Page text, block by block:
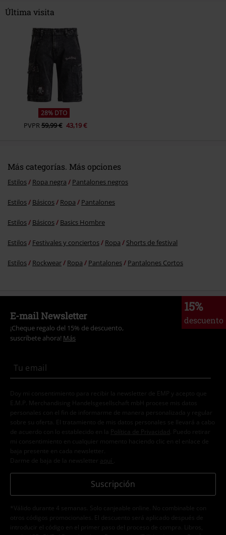
Enviar comentario
Última visita
28% DTO
PVPR59,99 € 43,19 €
Más categorías. Más opciones
Estilos Ropa negra Pantalones negros
Estilos Básicos Ropa Pantalones
Estilos Básicos Basics Hombre
Estilos Festivales y conciertos Ropa Shorts de festival
Estilos Rockwear Ropa Pantalones Pantalones Cortos
15%
descuento
E-mail Newsletter
¡Cheque regalo del 15% de descuento,
suscríbete ahora! Más
Doy mi consentimiento para recibir la newsletter de EMP y acepto que
E.M.P. Merchandising Handelsgesellschaft mbH procese mis datos
personales con el fin de informarme de manera personalizada y regular
sobre su oferta. El tratamiento de mis datos personales se llevará a cabo
de acuerdo con lo establecido en la
Política de Privacidad . Puedo retirar
mi consentimiento en cualquier momento haciendo clic en el enlace de
baja presente en cada newsletter.
Darme de baja de la newsletter
aquí
Suscripción
*Válido durante 4 semanas. Solo canjeable online. No combinable con
otros códigos promocionales. El descuento será aplicado después de
introducir el código en el primer paso del proceso de compra. Libros,